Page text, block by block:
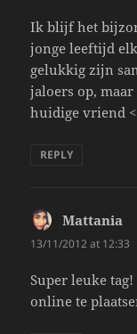
Ik blijf het
jonge leeftijd
gelukkig zijn
jaloers op,
huidige vriend
REPLY
Mattania
13/11/2012 at 12:33
Super leuke
online te